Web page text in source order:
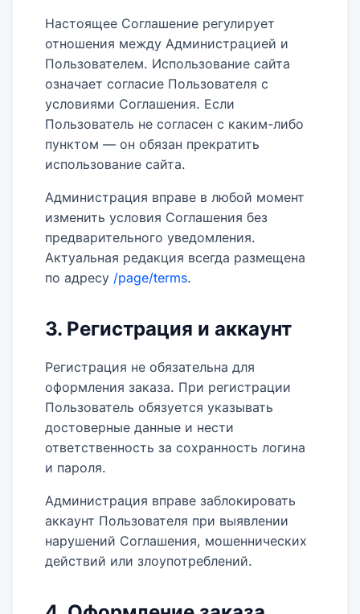
Настоящее Соглашение регулирует
отношения между Администрацией и
Пользователем. Использование сайта
означает согласие Пользователя с
условиями Соглашения. Если
Пользователь не согласен с каким-либо
пунктом — он обязан прекратить
использование сайта.
Администрация вправе в любой момент
изменить условия Соглашения без
предварительного уведомления.
Актуальная редакция всегда размещена
по адресу /page/terms.
3. Регистрация и аккаунт
Регистрация не обязательна для
оформления заказа. При регистрации
Пользователь обязуется указывать
достоверные данные и нести
ответственность за сохранность логина
и пароля.
Администрация вправе заблокировать
аккаунт Пользователя при выявлении
нарушений Соглашения, мошеннических
действий или злоупотреблений.